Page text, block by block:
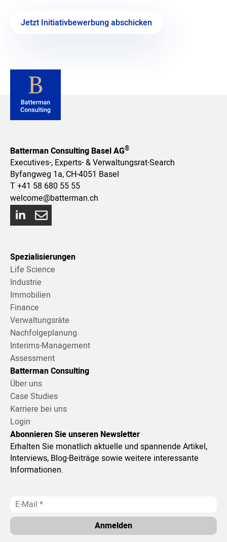
Jetzt Initiativbewerbung abschicken
Batterman Consulting Basel AG®
Executives-, Experts- & Verwaltungsrat-Search
Byfangweg 1a, CH-4051 Basel
T+41 58 680 55 55
welcome@batterman.ch
Spezialisierungen
Life Science
Industrie
Immobilien
Finance
Verwaltungsräte
Nachfolgeplanung
Interims-Management
Assessment
Batterman Consulting
Über uns
Case Studies
Karriere bei uns
Login
Abonnieren Sie unseren Newsletter
Erhalten Sie monatlich aktuelle und spannende Artikel,
Interviews, Blog-Beiträge sowie weitere interessante
Informationen.